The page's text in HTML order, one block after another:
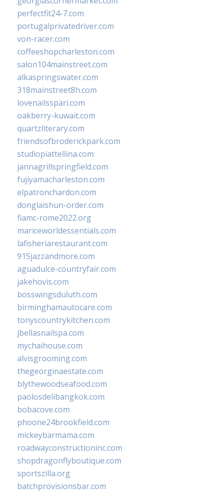
perfectfit24-7.com
portugalprivatedriver.com
von-racer.com
coffeeshopcharleston.com
salon104mainstreet.com
alkaspringswater.com
318mainstreet8h.com
lovenailsspari.com
oakberry-kuwait.com
quartzliterary.com
friendsofbroderickpark.com
studiopiattellina.com
jannagrillspringfield.com
fujiyamacharleston.com
elpatronchardon.com
donglaishun-order.com
fiamc-rome2022.org
mariceworldessentials.com
lafisheriarestaurant.com
915jazzandmore.com
aguadulce-countryfair.com
jakehovis.com
bosswingsduluth.com
birminghamautocare.com
tonyscountrykitchen.com
jbellasnailspa.com
mychaihouse.com
alvisgrooming.com
thegeorginaestate.com
blythewoodseafood.com
paolosdelibangkok.com
bobacove.com
phoone24brookfield.com
mickeybarmama.com
roadwayconstructioninc.com
shopdragonflyboutique.com
sportszilla.org
batchprovisionsbar.com